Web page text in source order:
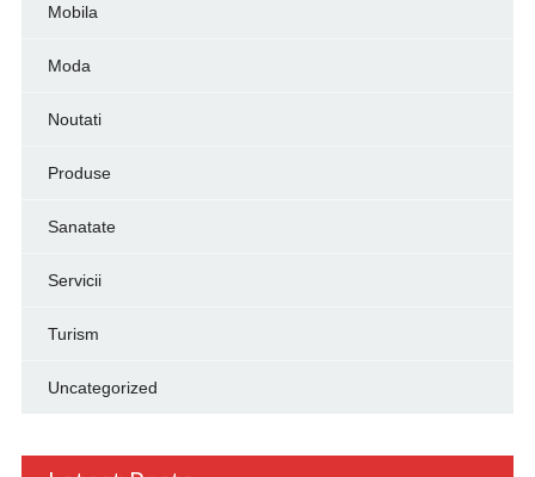
Mobila
Moda
Noutati
Produse
Sanatate
Servicii
Turism
Uncategorized